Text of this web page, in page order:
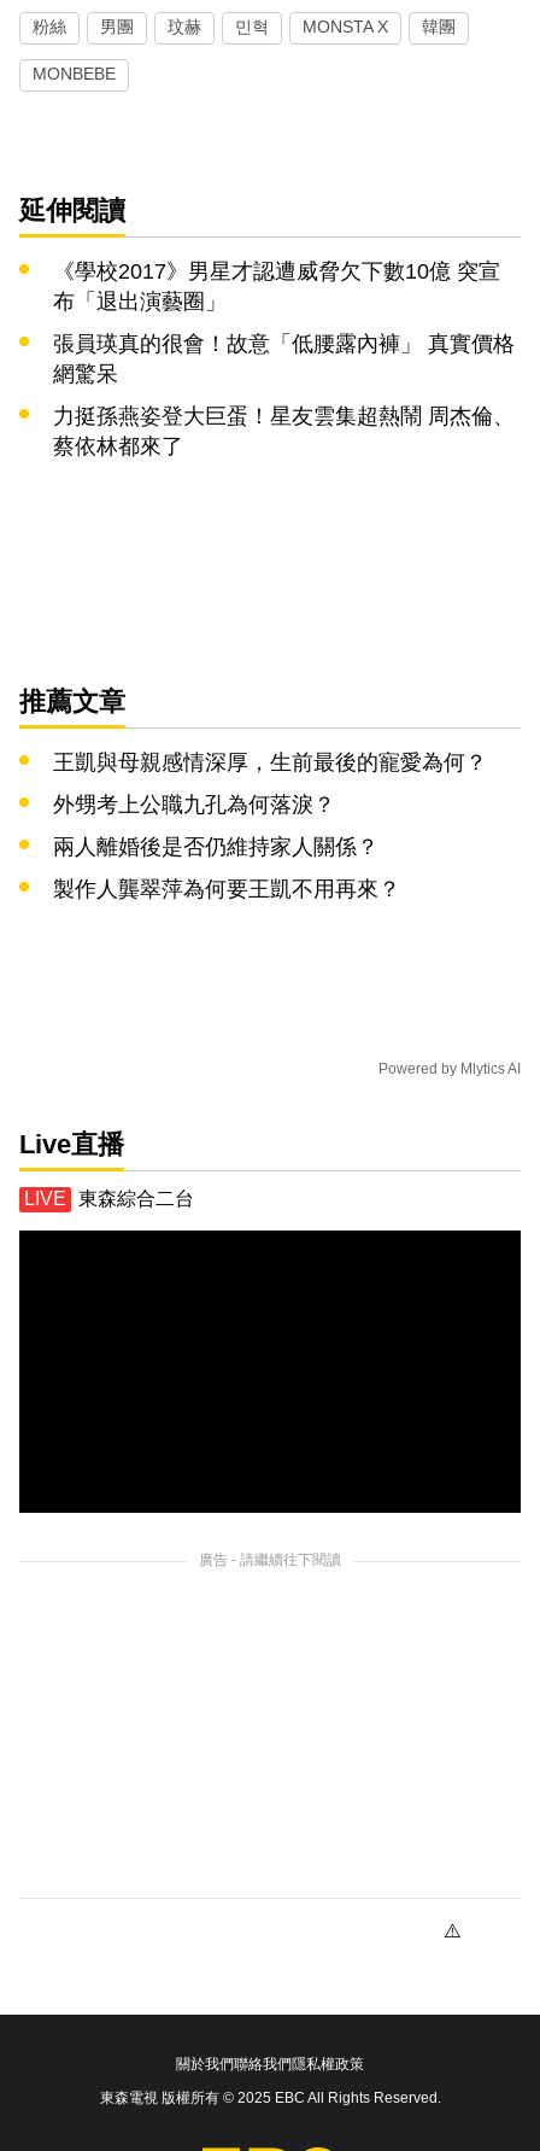
粉絲 男團 玟赫 민혁 MONSTA X 韓團
MONBEBE
延伸閱讀
《學校2017》男星才認遭威脅欠下數10億 突宣
布「退出演藝圈」
張員瑛真的很會！故意「低腰露內褲」 真實價格
網驚呆
力挺孫燕姿登大巨蛋！星友雲集超熱鬧 周杰倫、
蔡依林都來了
推薦文章
王凱與母親感情深厚，生前最後的寵愛為何？
外甥考上公職九孔為何落淚？
兩人離婚後是否仍維持家人關係？
製作人龔翠萍為何要王凱不用再來？
Powered by Mlytics AI
Live直播
東森綜合二台
廣告 - 請繼續往下閱讀
關於我們聯絡我們隱私權政策
東森電視 版權所有 © 2025 EBC All Rights Reserved.